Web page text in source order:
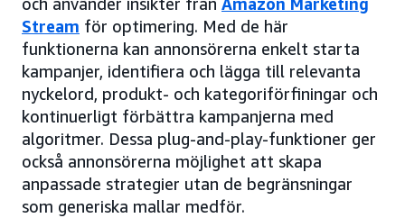
Stream för optimering. Med de här
funktionerna kan annonsörerna enkelt starta
kampanjer, identifiera och lägga till relevanta
nyckelord, produkt- och kategoriförfiningar och
kontinuerligt förbättra kampanjerna med
algoritmer. Dessa plug-and-play-funktioner ger
också annonsörerna möjlighet att skapa
anpassade strategier utan de begränsningar
som generiska mallar medför.